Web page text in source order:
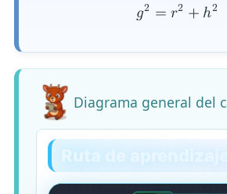
𝑔2 = 𝑟2 + ℎ2
Diagrama general del
Ruta de